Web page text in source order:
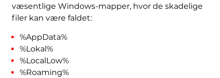
væsentlige Windows-mapper, hvor de skadelige
filer kan være faldet:
%AppData%
%Lokal%
%LocalLow%
%Roaming%